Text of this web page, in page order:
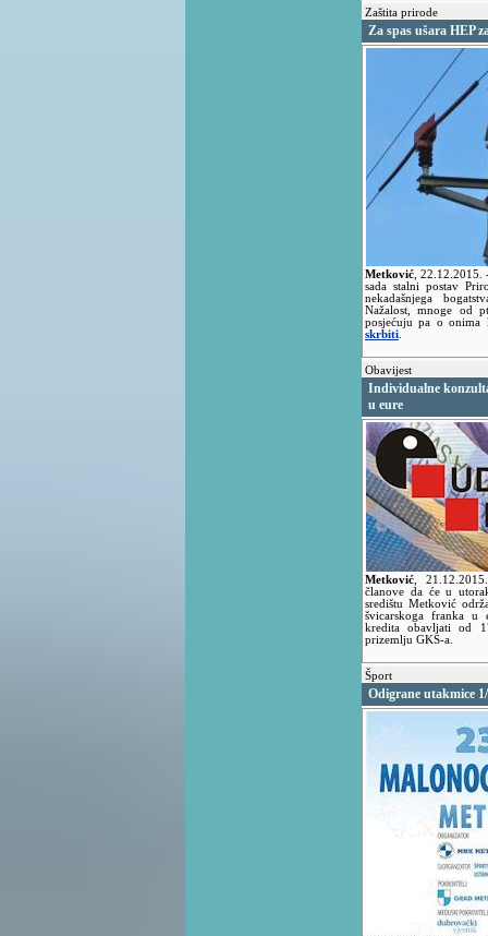
Zaštita prirode
Za spas ušara HEP
Metković 22.12.2015.
sada stalni postav
nekadašnjega
Nažalost, mnoge od
posjećuju pa o
skrbiti
Obavijest
Individualne
u eure
Metković ,
članove da će u
središtu Metković
švicarskoga franka u
kredita obavljati od
prizemlju GKS-a.
Šport
Odigrane utakmice